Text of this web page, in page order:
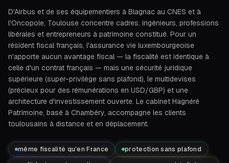
D'Airbus et de ses équipementiers à Blagnac au CNES et à
l'Oncopole, Toulouse concentre cadres, ingénieurs, professions
libérales et entrepreneurs à patrimoine constitué. Pour un
résident fiscal français, l'assurance vie luxembourgeoise
n'apporte aucun avantage fiscal — la fiscalité est identique à
celle d'un contrat français — mais une sécurité juridique
supérieure (super-privilège sans plafond), le multidevises
(précieux pour des rémunérations en USD/GBP) et une
architecture d'investissement ouverte. Le cabinet Hagnéré
Patrimoine, basé à Chambéry, accompagne les clients
toulousains à distance et en déplacement.
même fiscalité qu'en France
protection sans plafond